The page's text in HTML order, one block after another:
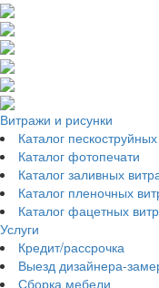
Витражи и рисунки
Каталог
Каталог фотопечати
Каталог заливных
Каталог пленочных
Каталог фацетных
Услуги
Кредит/рассрочка
Выезд дизайнера-
Сборка мебели